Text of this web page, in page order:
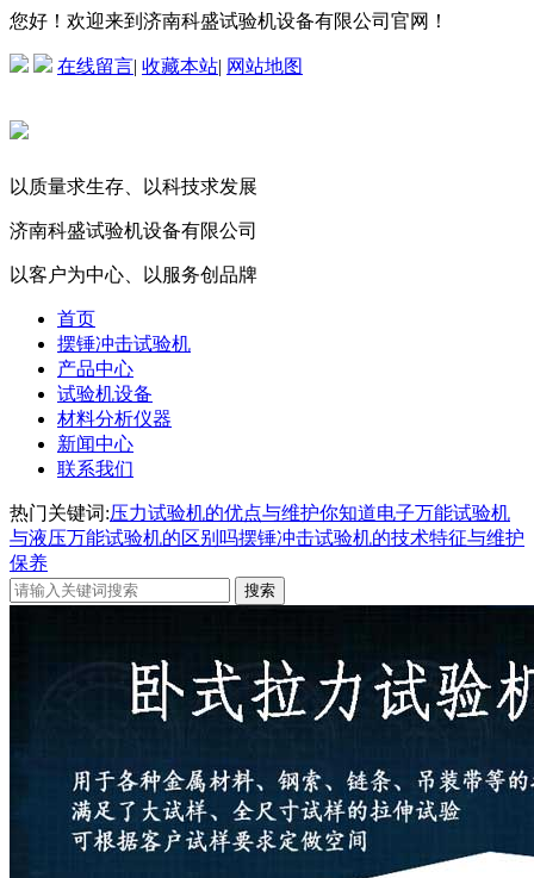
您好！欢迎来到济南科盛试验机设备有限公司官网！
在线留言| 收藏本站| 网站地图
以质量求生存、以科技求发展
济南科盛试验机设备有限公司
以客户为中心、以服务创品牌
首页
摆锤冲击试验机
产品中心
试验机设备
材料分析仪器
新闻中心
联系我们
热门关键词:压力试验机的优点与维护你知道电子万能试验机
与液压万能试验机的区别吗摆锤冲击试验机的技术特征与维护
保养